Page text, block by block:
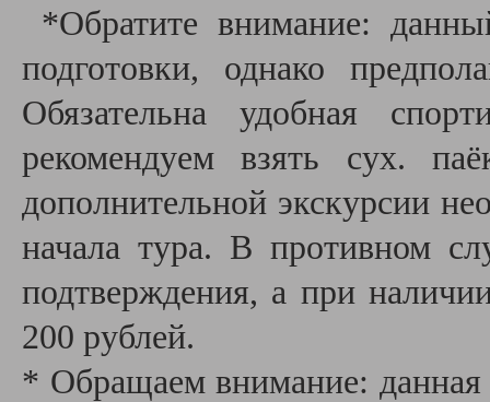
*Обратите внимание:
подготовки, однако
Обязательна удобная
рекомендуем взять сух.
дополнительной экскурсии
начала тура. В противном
подтверждения, а при
200 рублей.
* Обращаем внимание: данная